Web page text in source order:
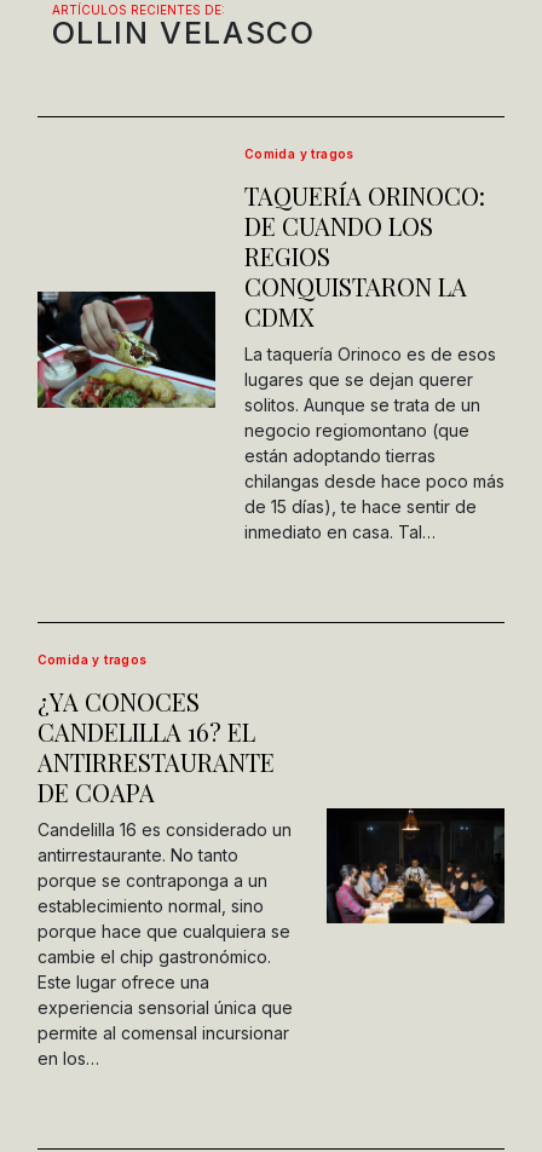
ARTÍCULOS RECIENTES DE:
OLLIN VELASCO
Comida y tragos
TAQUERÍA ORINOCO:
DE CUANDO LOS
REGIOS
CONQUISTARON LA
CDMX
La taquería Orinoco es de esos
lugares que se dejan querer
solitos. Aunque se trata de un
negocio regiomontano (que
están adoptando tierras
chilangas desde hace poco más
de 15 días), te hace sentir de
inmediato en casa. Tal…
Comida y tragos
¿YA CONOCES
CANDELILLA 16? EL
ANTIRRESTAURANTE
DE COAPA
Candelilla 16 es considerado un
antirrestaurante. No tanto
porque se contraponga a un
establecimiento normal, sino
porque hace que cualquiera se
cambie el chip gastronómico.
Este lugar ofrece una
experiencia sensorial única que
permite al comensal incursionar
en los…